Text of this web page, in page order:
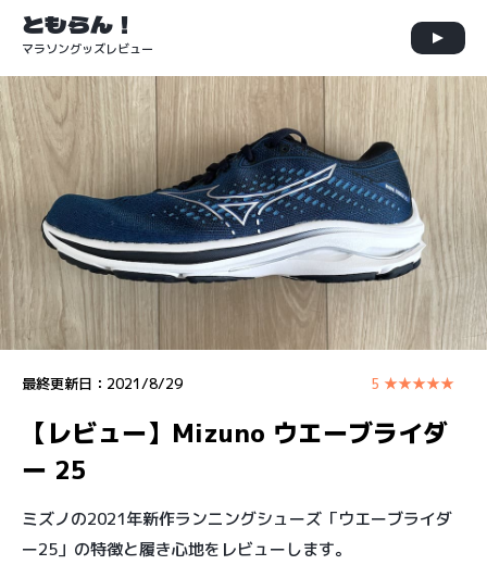
ともらん！
マラソングッズレビュー
最終更新日： 2021/8/29 5 ★★★★★
【レビュー】Mizuno ウエーブライダ
ー 25
ミズノの2021年新作ランニングシューズ「ウエーブライダ
ー25」の特徴と履き心地をレビューします。